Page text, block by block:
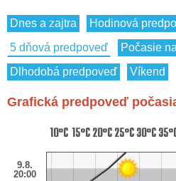
Dnes a zajtra
Hodinová
5 dňová predpoveď
Počasie
Dlhodobá predpoveď
Víkend
Grafická predpoveď
9.8.
20:00
10°C15°C20°C25°C30°C